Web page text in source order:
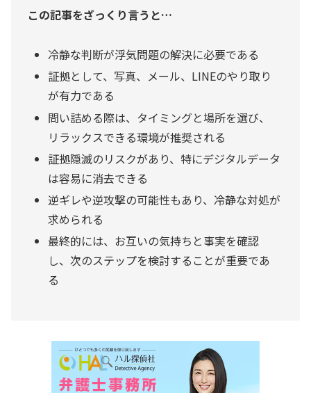
この記事をざっくり言うと…
冷静な判断が浮気問題の解決に必要である
証拠として、写真、メール、LINEのやり取り
が有力である
問い詰める際は、タイミングと場所を選び、
リラックスできる環境が推奨される
証拠隠滅のリスクがあり、特にデジタルデータ
は容易に消去できる
逆ギレや逆攻撃の可能性もあり、冷静な対処が
求められる
最終的には、お互いの気持ちと事実を確認
し、次のステップを検討することが重要であ
る